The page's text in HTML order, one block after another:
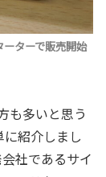
ターで販売開始
も多いと思う
紹介しまし
社であるサイ